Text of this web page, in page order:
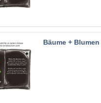
Bäume + Blumen